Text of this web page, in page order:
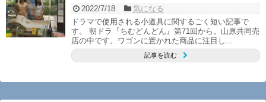
2022/7/18
気になる
ドラマで使用される小道具に関するごく短い記事で
す。 朝ドラ『ちむどんどん』第71回から。山原共同売
店の中です。ワゴンに置かれた商品に注目し...
記事を読む